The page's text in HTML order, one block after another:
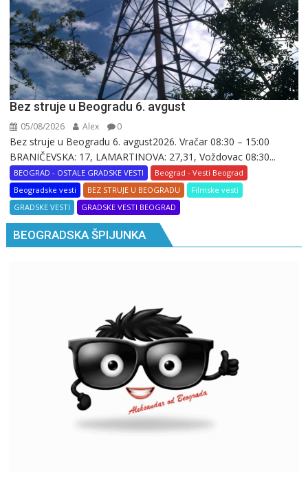
Bez struje u Beogradu 6. avgust
05/08/2026 Alex 0
Bez struje u Beogradu 6. avgust2026. Vračar 08:30 – 15:00
BRANIČEVSKA: 17, LAMARTINOVA: 27,31, Voždovac 08:30...
BEOGRAD - OSTALE GRADSKE VESTI
Beograd - Vesti Beograd
Beogradske vesti
BEZ STRUJE U BEOGRADU
Filmske vesti
GRADSKE VESTI
GRADSKE VESTI BEOGRAD
BEOGRADSKA ŠPIJUNKA